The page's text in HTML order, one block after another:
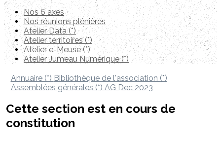
Nos 6 axes
Nos réunions plénières
Atelier Data (*)
Atelier territoires (*)
Atelier e-Meuse (*)
Atelier Jumeau Numérique (*)
Annuaire (*) Bibliothèque de l'association (*)
Assemblées générales (*) AG Dec 2023
Cette section est en cours de
constitution